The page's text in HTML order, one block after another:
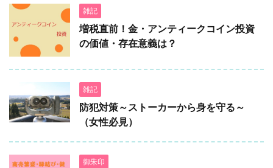
雑記
増税直前！金・アンティークコイン投資
の価値・存在意義は？
雑記
防犯対策～ストーカーから身を守る～
（女性必見）
御朱印